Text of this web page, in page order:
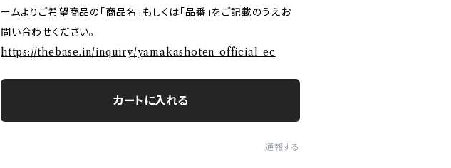
ームよりご希望商品の「商品名」もしくは「品番」をご記載のうえお
問い合わせください。
https://thebase.in/inquiry/yamakashoten-official-ec
カートに入れる
通報する